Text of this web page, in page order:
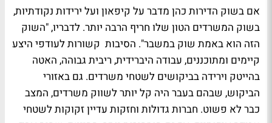
אם בשוק הדירות כהן מדבר על קיפאון ועל ירידות נקודתיות,
בשוק המשרדים הטון שלו חריף הרבה יותר. לדבריו, "השוק
הזה הוא באמת שוק במשבר". הסיבות קשורות לעודפי היצע
קיימים ומתוכננים, עבודה היברידית, ריבית גבוהה, האטה
בהייטק וירידה בביקושים לשטחי משרדים. גם באזורי
הביקוש, שבהם בעבר היה קל יותר לשווק משרדים, המצב
כבר לא פשוט. חברות גדולות וחזקות עדיין זקוקות לשטחי